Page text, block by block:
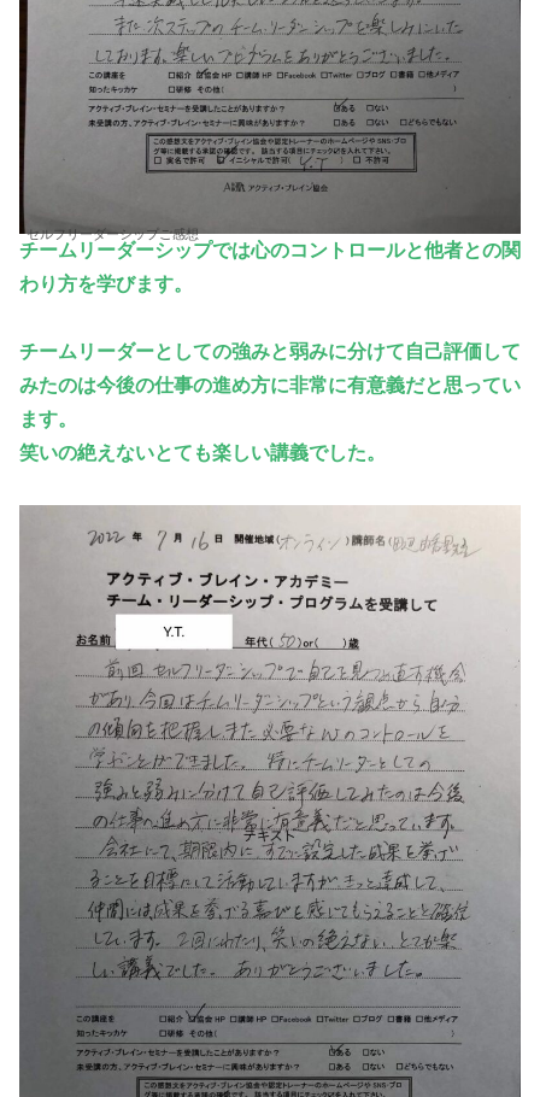
セルフリーダーシップご感想
チームリーダーシップでは心のコントロールと他者との関
わり方を学びます。
チームリーダーとしての強みと弱みに分けて自己評価して
みたのは今後の仕事の進め方に非常に有意義だと思ってい
ます。
笑いの絶えないとても楽しい講義でした。